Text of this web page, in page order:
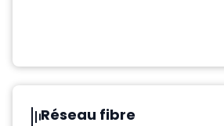
Réseau fibre